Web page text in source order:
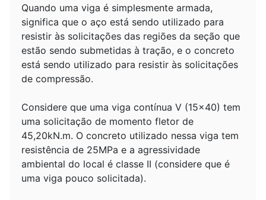
Quando uma viga é simplesmente armada,
significa que o aço está sendo utilizado para
resistir às solicitações das regiões da seção que
estão sendo submetidas à tração, e o concreto
está sendo utilizado para resistir às solicitações
de compressão.
Considere que uma viga contínua V (15x40) tem
uma solicitação de momento fletor de
45,20kN.m. O concreto utilizado nessa viga tem
resistência de 25MPa e a agressividade
ambiental do local é classe II (considere que é
uma viga pouco solicitada).